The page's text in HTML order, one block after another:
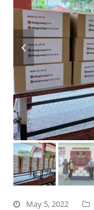
May 5, 2022